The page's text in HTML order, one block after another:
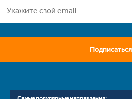
Подписаться